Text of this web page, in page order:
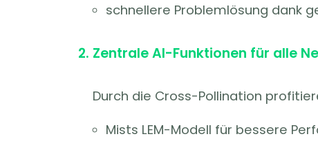
schnellere Problemlösung dank
Zentrale AI-Funktionen für alle
Durch die Cross-Pollination
Mists LEM-Modell für bessere